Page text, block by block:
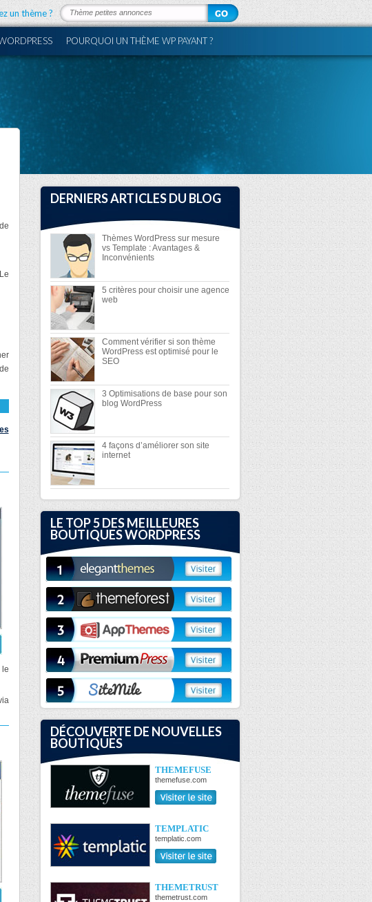
un thème ?
POURQUOI UN THÈME WP PAYANT ?
DERNIERS ARTICLES DU BLOG
Thèmes WordPress sur mesure
vs Template : Avantages &
Inconvénients
5 critères pour choisir une agence
web
Comment vérifier si son thème
WordPress est optimisé pour le
SEO
3 Optimisations de base pour son
blog WordPress
4 façons d’améliorer son site
internet
LE TOP 5 DES MEILLEURES
BOUTIQUES WORDPRESS
DÉCOUVERTE DE NOUVELLES
BOUTIQUES
THEMEFUSE
themefuse.com
TEMPLATIC
templatic.com
THEMETRUST
themetrust.com